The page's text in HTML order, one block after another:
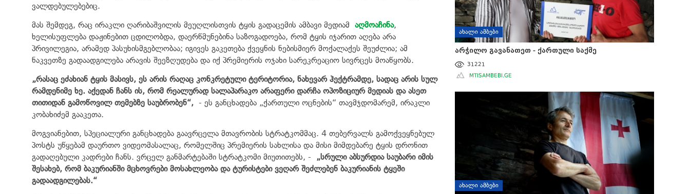
ვალდებულებებიც.
მას შემდეგ, რაც ირაკლი ღარიბაშვილის მეუღლისთვის ტყის გადაცემის ამბავი მედიამ აღმოაჩინა,
ხელისუფლება დაჟინებით ცდილობდა, დაერწმუნებინა საზოგადოება, რომ ტყის იჯარით აღება არა
პრივილეგია, არამედ პასუხისმგებლობაა; იგივეს გაკეთება ქვეყნის ნებისმიერ მოქალაქეს შეუძლია; ამ
ნაკვეთზე გადაადგილება არავის შეეზღუდება და იქ პრემიერის ოჯახი სარეკრეაციო სივრცეს მოაწყობს.
„რასაც ეძახიან ტყის მასივს, ეს არის რაღაც კონკრეტული ტერიტორია, ნახევარ ჰექტრამდე, სადაც არის სულ
რამდენიმე ხე. აქედან ჩანს ის, რომ რეალურად სალაპარაკო არაფერი დარჩა ოპოზიციურ მედიას და ასეთ
თითიდან გამოწოვილ თემებზე საუბრობენ“, - ეს განცხადება „ქართული ოცნების“ თავმჯდომარემ, ირაკლი
კობახიძემ გააკეთა.
მოგვიანებით, სპეციალური განცხადება გაავრცელა მთავრობის სტრატკომმაც. 4 თებერვალს გამოქვეყნებულ
პოსტს უწყებამ დაურთო ვიდეომასალაც, რომელშიც პრემიერის სახლისა და მისი მიმდებარე ტყის დრონით
გადაღებული კადრები ჩანს. ვრცელ განმარტებაში სტრატკომი მიუთითებს, -
„სრული აბსურდია საუბარი იმის
შესახებ, რომ ბაკურიანში მცხოვრები მოსახლეობა და ტურისტები ვეღარ შეძლებენ ბაკურიანის ტყეში
გადაადგილებას.“
ᲐᲮᲐᲚᲘ ᲐᲛᲑᲔᲑᲘ
არჭილო გავანათეთ - ქართული საქმე
31221
MTISAMBEBI.GE
ᲐᲮᲐᲚᲘ ᲐᲛᲑᲔᲑᲘ